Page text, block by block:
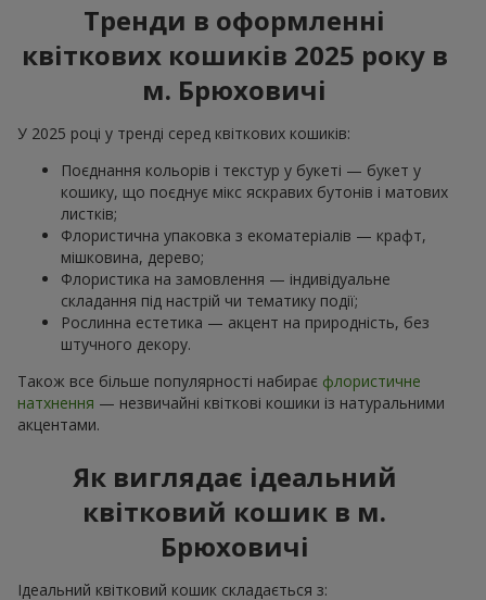
Тренди в оформленні
квіткових кошиків 2025 року в
м. Брюховичі
У 2025 році у тренді серед квіткових кошиків:
Поєднання кольорів і текстур у букеті — букет у
кошику, що поєднує мікс яскравих бутонів і матових
листків;
Флористична упаковка з екоматеріалів — крафт,
мішковина, дерево;
Флористика на замовлення — індивідуальне
складання під настрій чи тематику події;
Рослинна естетика — акцент на природність, без
штучного декору.
Також все більше популярності набирає флористичне
натхнення — незвичайні квіткові кошики із натуральними
акцентами.
Як виглядає ідеальний
квітковий кошик в м.
Брюховичі
Ідеальний квітковий кошик складається з: